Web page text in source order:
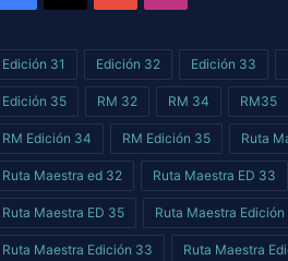
Edición 31 Edición 32 Edición 33
Edición 35 RM 32 RM 34 RM35
RM Edición 34 RM Edición 35 Ruta
Ruta Maestra ed 32 Ruta Maestra ED 33
Ruta Maestra ED 35 Ruta Maestra
Ruta Maestra Edición 33 Ruta Maestra